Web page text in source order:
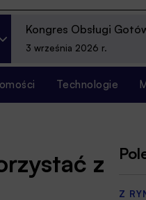
Kongres Obsługi
3 września 2026 r.
Technologie
z
Z